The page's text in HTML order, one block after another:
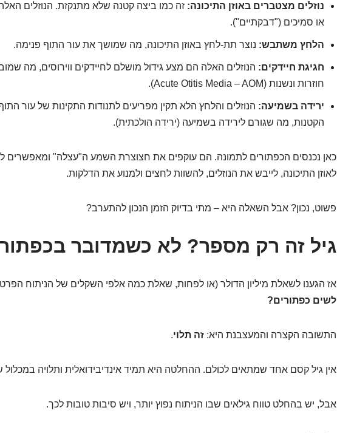
נוזלים מצטברים באוזן התיכונה: זה כמו ביצה קטנה שלא מתנקזת. הנוזלים האלה
או סמיכים ("דבקתיים").
הלחץ משתבש: נוצר תת-לחץ באוזן התיכונה, מה שמושך את עור התוף פנימה.
חגיגת חיידקים: הנוזלים האלה הם מצע גידול מושלם לחיידקים ווירוסים, מה
חוזרות ונשנות (Acute Otitis Media – AOM).
ירידה בשמיעה: הנוזלים והלחץ הלא תקין מפריעים לתנודות התקינות של עור
הקטנות, מה שגורם לירידה בשמיעה (ירידה הולכתית).
כאן נכנסים הכפתורים לתמונה. הם עוקפים את חצוצרת השמע ה"עצלה" ומאפשרים
לאוזן התיכונה, לייבש את הנוזלים, להשוות לחצים ולמנוע את הדלקות.
פשוט, נכון? אבל השאלה היא – מתי בדיוק הזמן הנכון להתערב?
גיל זה רק מספר? לא כשמדובר
אז הגענו לשאלת מיליון הדולר (או לפחות, שאלת כמה אלפי השקלים של הניתוח
לשים כפתורים?
התשובה הקצרה והמעצבנת היא:זה תלוי.
אין גיל קסם אחד שמתאים לכולם. ההחלטה היא תמיד אינדיבידואלית ותלויה במכלול
אבל, יש בהחלט טווח גילאים שבו הניתוח נפוץ יותר, ויש סיבות טובות לכך.